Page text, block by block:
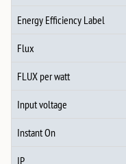
Energy Efficiency Label
Flux
FLUX per watt
Input voltage
Instant On
IP